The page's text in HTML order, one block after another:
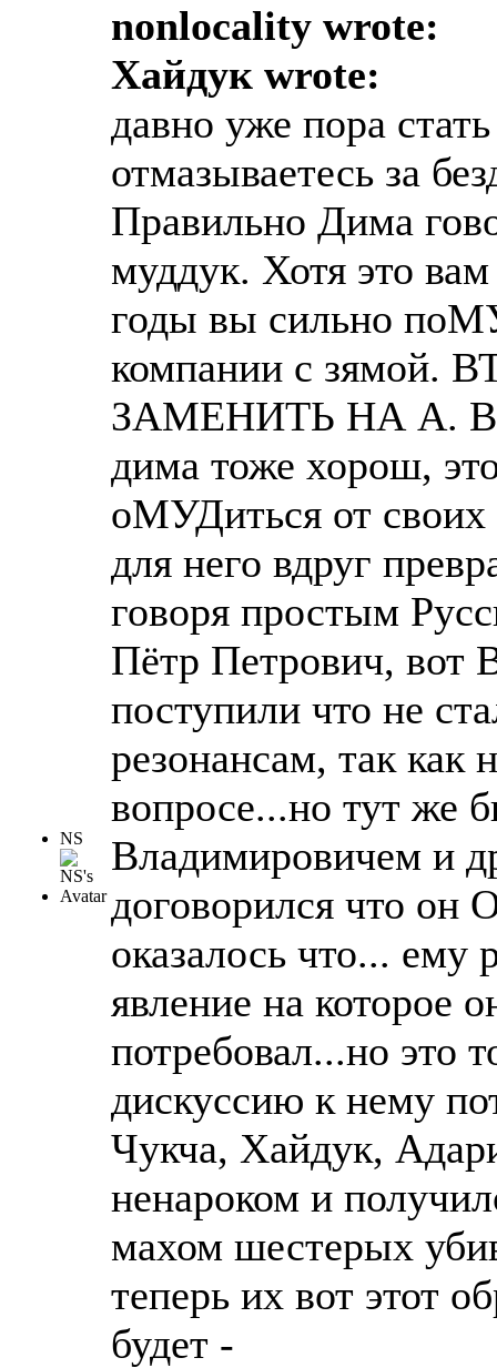
NS
nonlocality wrote:
Хайдук wrote:
давно уже пора
отмазываетесь за
Правильно Дима
муддук. Хотя это
годы вы сильно
компании с
ЗАМЕНИТЬ НА А. В
дима тоже хорош,
оМУДиться от своих
для него вдруг
говоря простым
Пётр Петрович, вот
поступили что не
резонансам, так как
вопросе...но тут же
Владимировичем и
договорился что
оказалось что... ему
явление на которое
потребовал...но это
дискуссию к нему
Чукча, Хайдук,
ненароком и
махом шестерых
теперь их вот этот
будет -